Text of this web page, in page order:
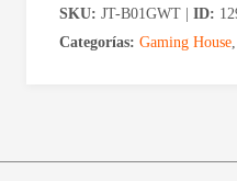
SKU: JT-B01GWT | ID:
Categorías: Gaming House,